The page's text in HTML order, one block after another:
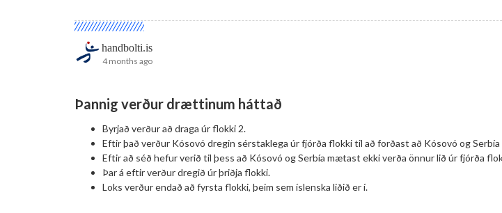
4 months ago
handbolti.is
Þannig verður drættinum háttað
Byrjað verður að draga úr flokki 2.
Eftir það verður Kósovó dregin sérstaklega úr fjórða flokki til að forðast að Kósovó og
Eftir að séð hefur verið til þess að Kósovó og Serbía mætast ekki verða önnur lið úr fjórða
Þar á eftir verður dregið úr þriðja flokki.
Loks verður endað að fyrsta flokki, þeim sem íslenska liðið er í.